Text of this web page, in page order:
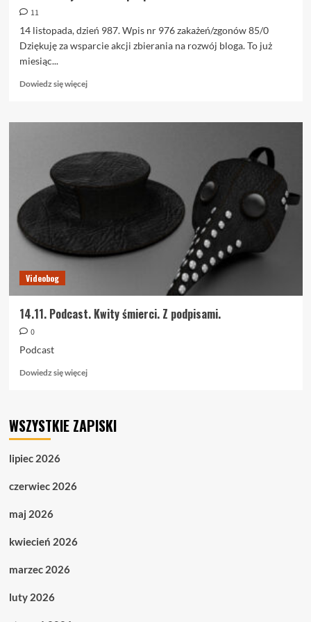
11
14 listopada, dzień 987. Wpis nr 976 zakażeń/zgonów 85/0
Dziękuję za wsparcie akcji zbierania na rozwój bloga. To już
miesiąc...
Dowiedz się więcejDowiedz
o
śmierci.
podpisami.
Videobog
14.11. Podcast. Kwity śmierci. Z podpisami.
0
Podcast
Dowiedz się więcejDowiedz
14.11.
WSZYSTKIE ZAPISKI
lipiec 2026
czerwiec 2026
maj 2026
kwiecień 2026
marzec 2026
luty 2026